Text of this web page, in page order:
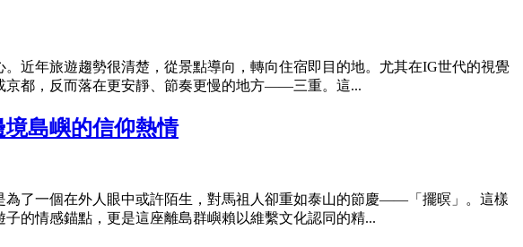
近年旅遊趨勢很清楚，從景點導向，轉向住宿即目的地。尤其在IG世代的視覺
京都，反而落在更安靜、節奏更慢的地方——三重。這...
島嶼的信仰熱情
了一個在外人眼中或許陌生，對馬祖人卻重如泰山的節慶——「擺暝」。這樣
的情感錨點，更是這座離島群嶼賴以維繫文化認同的精...